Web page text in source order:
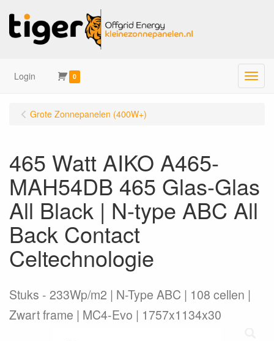
Login 0 Menu
Grote Zonnepanelen (400W+)
465 Watt AIKO A465-
MAH54DB 465 Glas-Glas
All Black | N-type ABC All
Back Contact
Celtechnologie
Stuks
233Wp/m2 | N-Type ABC | 108 cellen |
Zwart frame | MC4-Evo | 1757x1134x30